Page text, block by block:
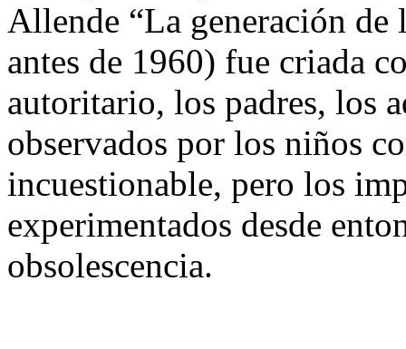
Allende “La generación de
antes de 1960) fue criada
autoritario, los padres, los
observados por los niños
incuestionable, pero los
experimentados desde
obsolescencia.